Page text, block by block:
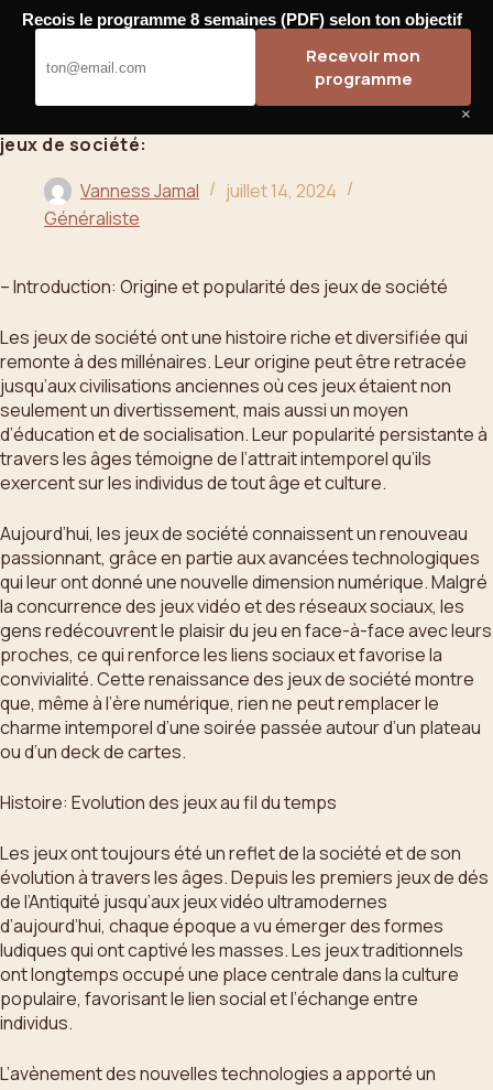
Passer
contenu
Bahoo
jeux de société:
Vanness Jamal
juillet 14, 2024
Généraliste
– Introduction: Origine et popularité des jeux de société
Les jeux de société ont une histoire riche et diversifiée qui
remonte à des millénaires. Leur origine peut être retracée
jusqu’aux civilisations anciennes où ces jeux étaient non
seulement un divertissement, mais aussi un moyen
d’éducation et de socialisation. Leur popularité persistante à
travers les âges témoigne de l’attrait intemporel qu’ils
exercent sur les individus de tout âge et culture.
Aujourd’hui, les jeux de société connaissent un renouveau
passionnant, grâce en partie aux avancées technologiques
qui leur ont donné une nouvelle dimension numérique. Malgré
la concurrence des jeux vidéo et des réseaux sociaux, les
gens redécouvrent le plaisir du jeu en face-à-face avec leurs
proches, ce qui renforce les liens sociaux et favorise la
convivialité. Cette renaissance des jeux de société montre
que, même à l’ère numérique, rien ne peut remplacer le
charme intemporel d’une soirée passée autour d’un plateau
ou d’un deck de cartes.
Histoire: Evolution des jeux au fil du temps
Les jeux ont toujours été un reflet de la société et de son
évolution à travers les âges. Depuis les premiers jeux de dés
de l’Antiquité jusqu’aux jeux vidéo ultramodernes
d’aujourd’hui, chaque époque a vu émerger des formes
ludiques qui ont captivé les masses. Les jeux traditionnels
ont longtemps occupé une place centrale dans la culture
populaire, favorisant le lien social et l’échange entre
individus.
L’avènement des nouvelles technologies a apporté un
Recois le programme 8 semaines (PDF) selon ton objectif
Recevoir mon
programme
×